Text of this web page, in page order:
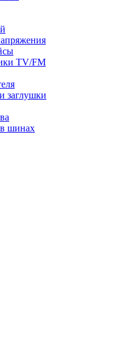
TV/FM
заглушки
шинах